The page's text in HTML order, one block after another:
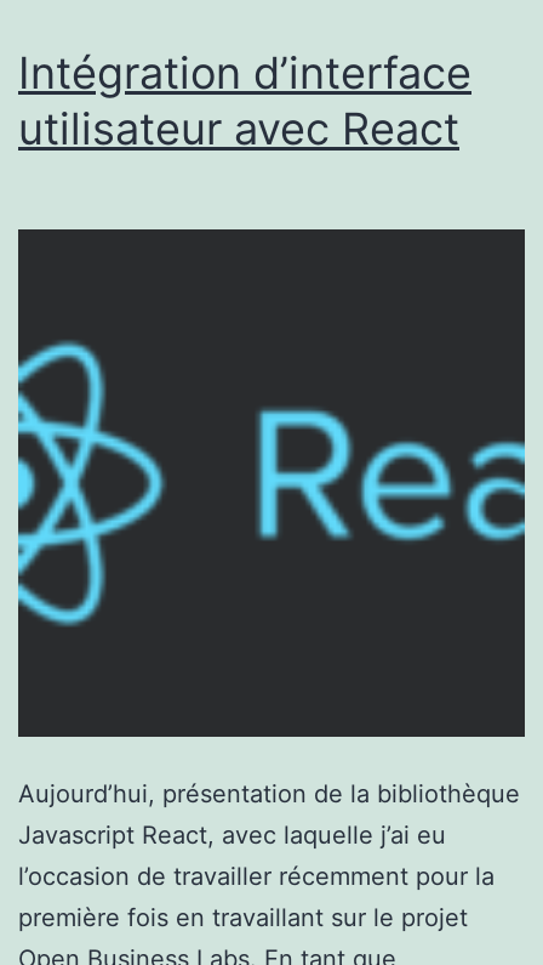
Intégration d’interface
utilisateur avec React
Aujourd’hui, présentation de la bibliothèque
Javascript React, avec laquelle j’ai eu
l’occasion de travailler récemment pour la
première fois en travaillant sur le projet
Open Business Labs. En tant que